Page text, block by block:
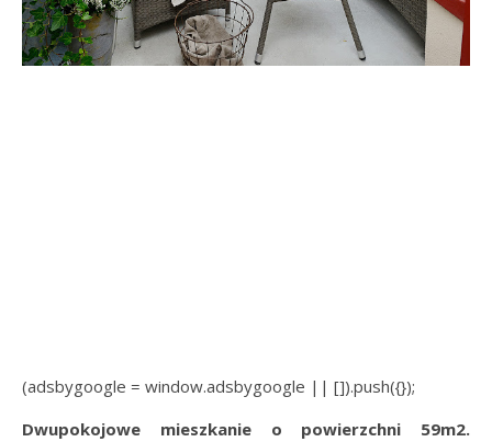
(adsbygoogle = window.adsbygoogle || []).push({});
Dwupokojowe mieszkanie o powierzchni 59m2.